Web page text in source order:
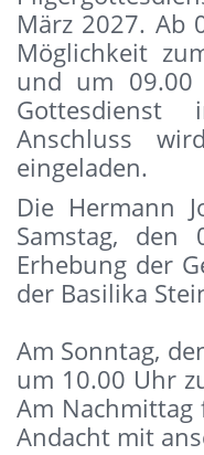
März 2027. Ab
Möglichkeit
und um
Anschluss
eingeladen.
Die Hermann
Samstag,
Erhebung der
der Basilika
Am Sonntag,
um 10.00 Uhr
Am
Andacht mit